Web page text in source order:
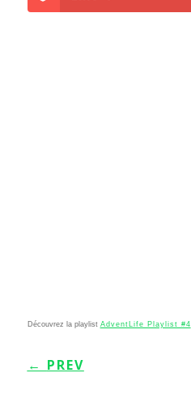
Découvrez la playlist AdventLife Playlist #4
← PREV